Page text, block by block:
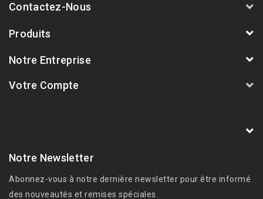
Contactez-Nous
Produits
Notre Entreprise
Votre Compte
Notre Newsletter
Abonnez-vous à notre dernière newsletter pour être informé
des nouveautés et remises spéciales.